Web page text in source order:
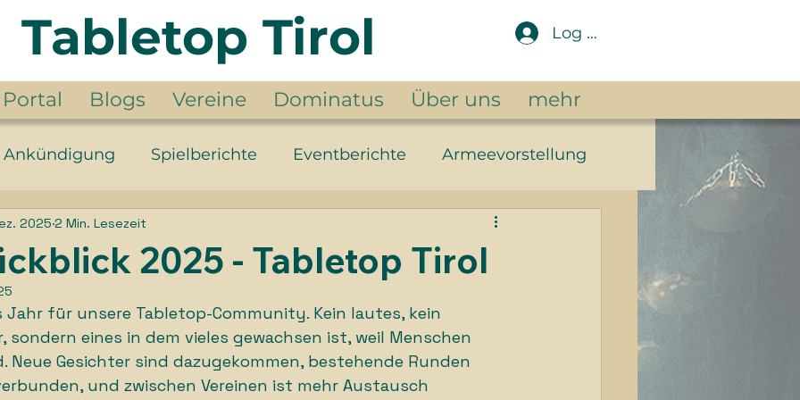
Tabletop Tirol Log In
Portal Blogs Vereine Dominatus Über uns mehr
Ankündigung Spielberichte Eventberichte Armeevorstellung
Ringe Jahr der Fantasy
2025 - Tabletop Tirol
2025 2 Min. Lesezeit
Jahr für unsere Tabletop-Community. Kein lautes, kein
sondern eines in dem vieles gewachsen ist, weil Menschen
Neue Gesichter sind dazugekommen, bestehende Runden
und zwischen Vereinen ist mehr Austausch